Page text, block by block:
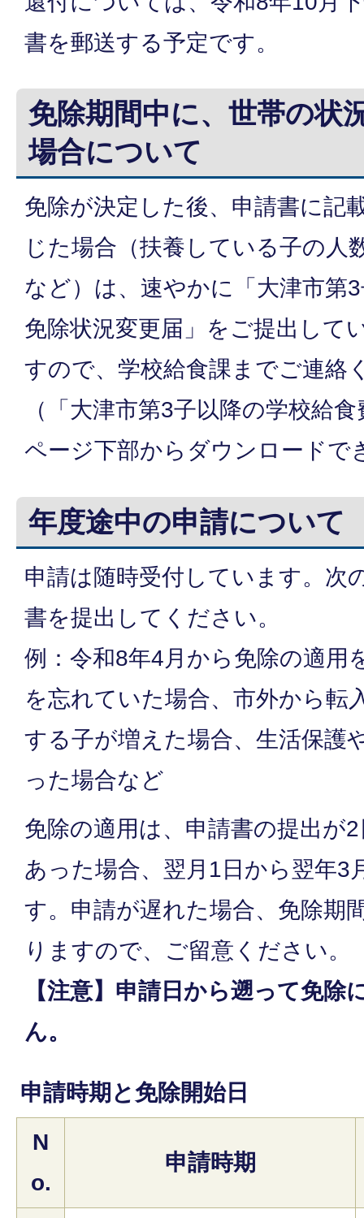
書を郵送する予定です。
免除期間中に、世帯の状
場合について
免除が決定した後、申請書に記
じた場合（扶養している子の人
など）は、速やかに「大津市第
免除状況変更届」をご提出して
すので、学校給食課までご連絡
（「大津市第3子以降の学校給
ページ下部からダウンロードで
年度途中の申請について
申請は随時受付しています。次
書を提出してください。
例：令和8年4月から免除の適用
を忘れていた場合、市外から転
する子が増えた場合、生活保護
った場合など
免除の適用は、申請書の提出が
あった場合、翌月1日から翌年3
す。申請が遅れた場合、免除期
りますので、ご留意ください。
【注意】申請日から遡って免
ん。
申請時期と免除開始日
N
o.
申請時期